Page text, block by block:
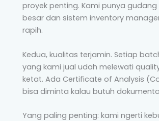
proyek penting. Kami punya
besar dan sistem inventory
rapih.
Kedua, kualitas terjamin. Setiap
yang kami jual udah melewati
ketat. Ada Certificate of Analysis
bisa diminta kalau butuh
Yang paling penting: kami ngerti